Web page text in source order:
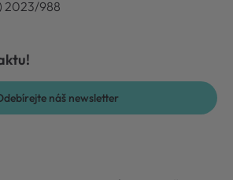
2023/988
náš newsletter